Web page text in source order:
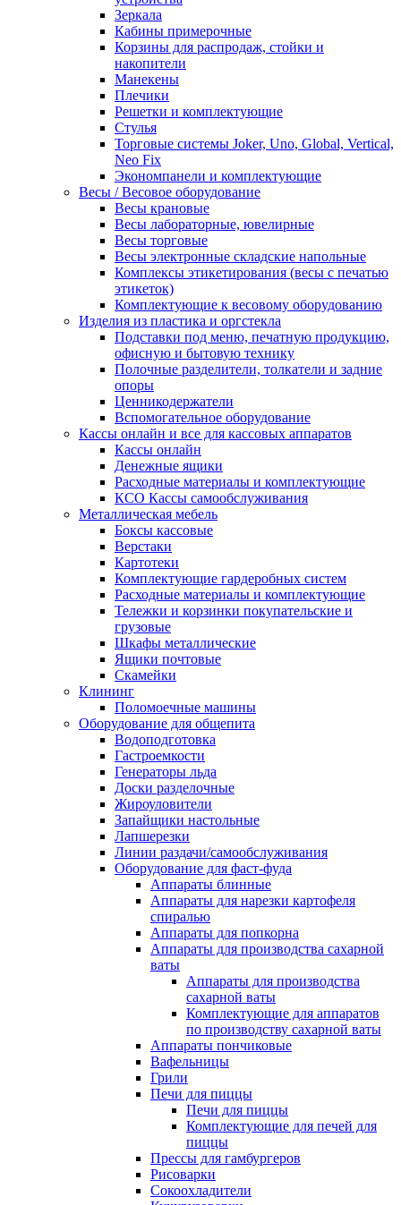
Зеркала
Кабины примерочные
Корзины для распродаж, стойки и
накопители
Манекены
Плечики
Решетки и комплектующие
Стулья
Торговые системы Joker, Uno, Global, Vertical,
Neo Fix
Экономпанели и комплектующие
Весы / Весовое оборудование
Весы крановые
Весы лабораторные, ювелирные
Весы торговые
Весы электронные складские напольные
Комплексы этикетирования (весы с печатью
этикеток)
Комплектующие к весовому оборудованию
Изделия из пластика и оргстекла
Подставки под меню, печатную продукцию,
офисную и бытовую технику
Полочные разделители, толкатели и задние
опоры
Ценникодержатели
Вспомогательное оборудование
Кассы онлайн и все для кассовых аппаратов
Кассы онлайн
Денежные ящики
Расходные материалы и комплектующие
КСО Кассы самообслуживания
Металлическая мебель
Боксы кассовые
Верстаки
Картотеки
Комплектующие гардеробных систем
Расходные материалы и комплектующие
Тележки и корзинки покупательские и
грузовые
Шкафы металлические
Ящики почтовые
Скамейки
Клининг
Поломоечные машины
Оборудование для общепита
Водоподготовка
Гастроемкости
Генераторы льда
Доски разделочные
Жироуловители
Запайщики настольные
Лапшерезки
Линии раздачи/самообслуживания
Оборудование для фаст-фуда
Аппараты блинные
Аппараты для нарезки картофеля
спиралью
Аппараты для попкорна
Аппараты для производства сахарной
ваты
Аппараты для производства
сахарной ваты
Комплектующие для аппаратов
по производству сахарной ваты
Аппараты пончиковые
Вафельницы
Грили
Печи для пиццы
Печи для пиццы
Комплектующие для печей для
пиццы
Прессы для гамбургеров
Рисоварки
Сокоохладители